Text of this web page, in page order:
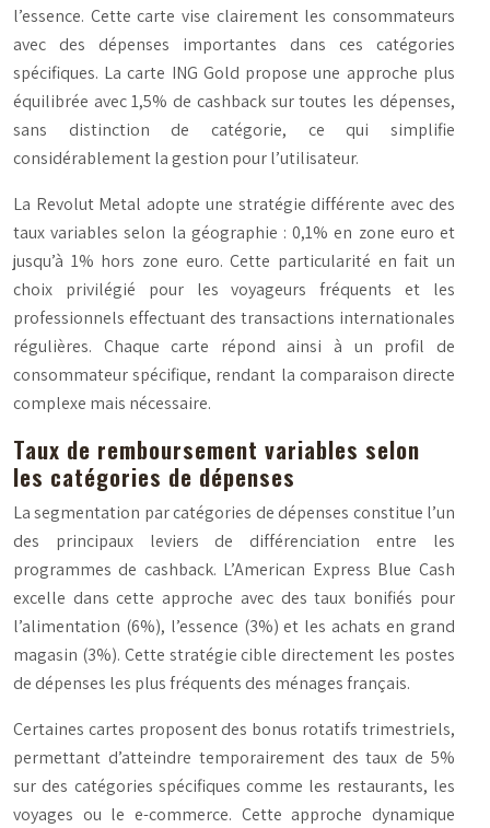
l’essence. Cette carte vise clairement les consommateurs
avec des dépenses importantes dans ces catégories
spécifiques. La carte ING Gold propose une approche plus
équilibrée avec 1,5% de cashback sur toutes les dépenses,
sans distinction de catégorie, ce qui simplifie
considérablement la gestion pour l’utilisateur.
La Revolut Metal adopte une stratégie différente avec des
taux variables selon la géographie : 0,1% en zone euro et
jusqu’à 1% hors zone euro. Cette particularité en fait un
choix privilégié pour les voyageurs fréquents et les
professionnels effectuant des transactions internationales
régulières. Chaque carte répond ainsi à un profil de
consommateur spécifique, rendant la comparaison directe
complexe mais nécessaire.
Taux de remboursement variables selon
les catégories de dépenses
La segmentation par catégories de dépenses constitue l’un
des principaux leviers de différenciation entre les
programmes de cashback. L’American Express Blue Cash
excelle dans cette approche avec des taux bonifiés pour
l’alimentation (6%), l’essence (3%) et les achats en grand
magasin (3%). Cette stratégie cible directement les postes
de dépenses les plus fréquents des ménages français.
Certaines cartes proposent des bonus rotatifs trimestriels,
permettant d’atteindre temporairement des taux de 5%
sur des catégories spécifiques comme les restaurants, les
voyages ou le e-commerce. Cette approche dynamique